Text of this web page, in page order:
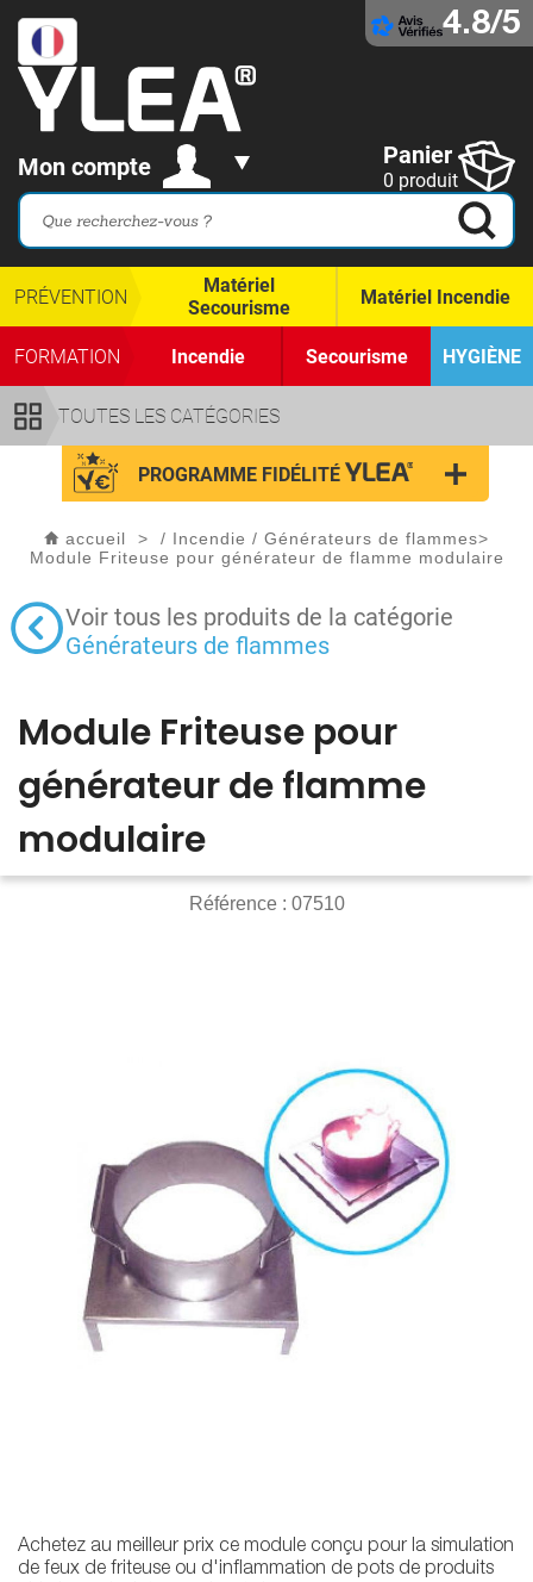
4.8/5
Mon compte Panier
0 produit
TOUTES LES CATÉGORIES
PRÉVENTION
Matériel
Secourisme
Matériel Incendie
FORMATION Incendie Secourisme HYGIÈNE
PROGRAMME FIDÉLITÉ
accueil > / Incendie / Générateurs de flammes>
Module Friteuse pour générateur de flamme modulaire
Voir tous les produits de la catégorie
Générateurs de flammes
Module Friteuse pour
générateur de flamme
modulaire
Référence : 07510
Achetez au meilleur prix ce module conçu pour la simulation
de feux de friteuse ou d'inflammation de pots de produits